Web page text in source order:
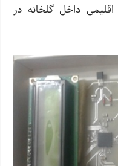
داخل گلخانه در